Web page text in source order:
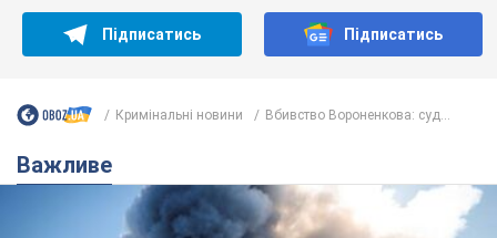
Підписатись Підписатись
Кримінальні новини Вбивство Вороненкова: суд...
Важливе